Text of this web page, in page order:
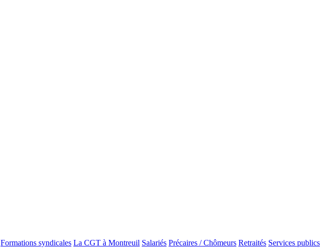
Formations syndicales La CGT à Montreuil Salariés Précaires / Chômeurs Retraités Services publics